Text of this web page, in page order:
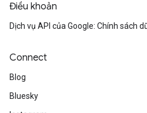
Điều khoản
Dịch vụ API của Google: Chính sách
Connect
Blog
Bluesky